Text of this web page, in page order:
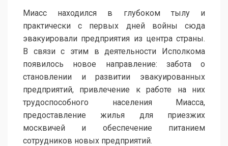
Миасс находился в глубоком тылу и
практически с первых дней войны сюда
эвакуировали предприятия из центра страны.
В связи с этим в деятельности Исполкома
появилось новое направление: забота о
становлении и развитии эвакуированных
предприятий, привлечение к работе на них
трудоспособного населения Миасса,
предоставление жилья для приезжих
москвичей и обеспечение питанием
сотрудников новых предприятий.